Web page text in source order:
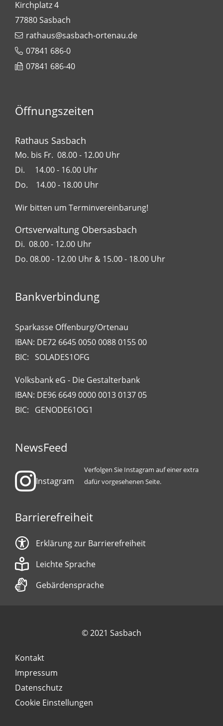
Kirchplatz 4
77880Sasbach
rathaus@sasbach-ortenau.de
07841 686-0
07841 686-40
Öffnungszeiten
Rathaus Sasbach
Mo. bis Fr. 08.00 - 12.00 Uhr
Di. 14.00 - 16.00 Uhr
Do. 14.00 - 18.00 Uhr
Wir bitten um Terminvereinbarung!
Ortsverwaltung Obersasbach
Di. 08.00 - 12.00 Uhr
Do. 08.00 - 12.00 Uhr & 15.00 - 18.00 Uhr
Bankverbindung
Sparkasse Offenburg/Ortenau
IBAN: DE72 6645 0050 0088 0155 00
BIC: SOLADES1OFG
Volksbank eG - Die Gestalterbank
IBAN: DE96 6649 0000 0013 0137 05
BIC: GENODE61OG1
NewsFeed
Instagram
Verfolgen Sie Instagram auf einer extra
dafür vorgesehenen Seite.
Barrierefreiheit
Erklärung zur Barrierefreiheit
Leichte Sprache
Gebärdensprache
© 2021 Sasbach
Kontakt
Impressum
Datenschutz
Cookie Einstellungen